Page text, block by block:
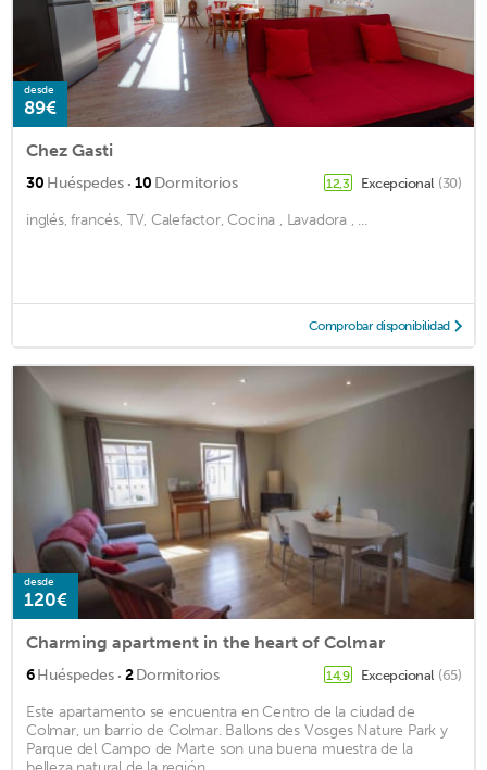
desde
89€
Chez Gasti
30 Huéspedes · 10 Dormitorios 12,3 Excepcional (30)
inglés, francés, TV, Calefactor, Cocina , Lavadora , ...
Comprobar disponibilidad
desde
120€
Charming apartment in the heart of Colmar
6Huéspedes · 2Dormitorios 14,9 Excepcional (65)
Este apartamento se encuentra en Centro de la ciudad de
Colmar, un barrio de Colmar. Ballons des Vosges Nature Park y
Parque del Campo de Marte son una buena muestra de la